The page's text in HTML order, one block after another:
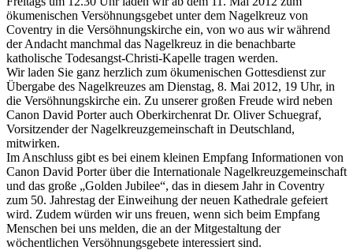
ökumenischen Versöhnungsgebet unter dem Nagelkreuz von
Coventry in die Versöhnungskirche ein, von wo aus wir während
der Andacht manchmal das Nagelkreuz in die benachbarte
katholische Todesangst-Christi-Kapelle tragen werden.
Wir laden Sie ganz herzlich zum ökumenischen Gottesdienst zur
Übergabe des Nagelkreuzes am Dienstag, 8. Mai 2012, 19 Uhr, in
die Versöhnungskirche ein. Zu unserer großen Freude wird neben
Canon David Porter auch Oberkirchenrat Dr. Oliver Schuegraf,
Vorsitzender der Nagelkreuzgemeinschaft in Deutschland,
mitwirken.
Im Anschluss gibt es bei einem kleinen Empfang Informationen von
Canon David Porter über die Internationale Nagelkreuzgemeinschaft
und das große „Golden Jubilee“, das in diesem Jahr in Coventry
zum 50. Jahrestag der Einweihung der neuen Kathedrale gefeiert
wird. Zudem würden wir uns freuen, wenn sich beim Empfang
Menschen bei uns melden, die an der Mitgestaltung der
wöchentlichen Versöhnungsgebete interessiert sind.